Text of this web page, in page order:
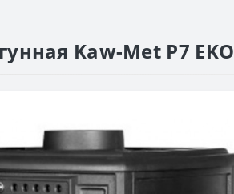
Kaw-Met P7 EKO